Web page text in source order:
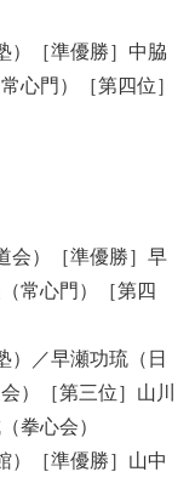
）［準優勝］中脇
心門）［第四位］
会）［準優勝］早
常心門）［第四
／早瀬功琉（日
）［第三位］山川
拳心会）
）［準優勝］山中